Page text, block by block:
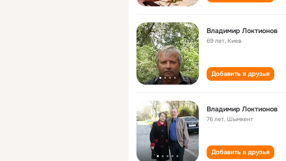
Владимир Локтионов
69 лет, Киев
Добавить в друзья
Владимир Локтионов
76 лет, Шымкент
Добавить в друзья